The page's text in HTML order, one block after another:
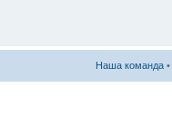
Наша команда •